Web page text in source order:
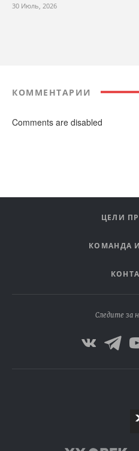
30 Июль, 2026
КОММЕНТАРИИ
Comments are disabled
ЦЕЛИ
КОМАНДА
Следите за